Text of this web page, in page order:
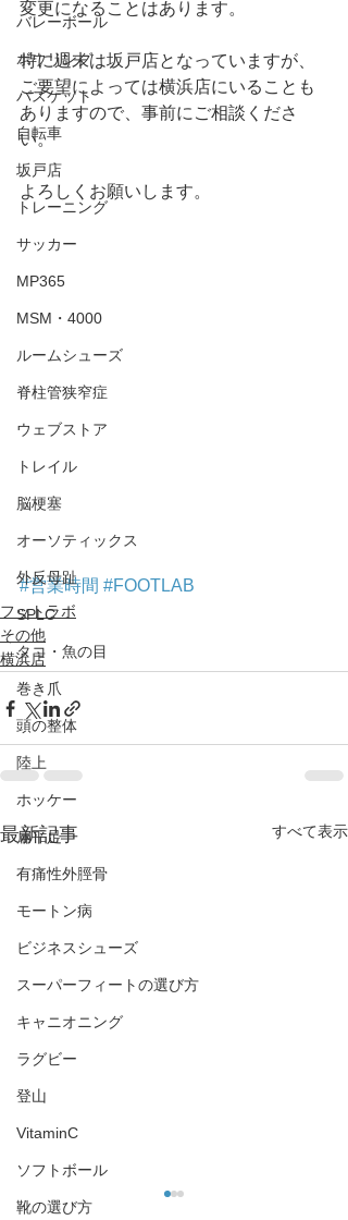
バレーボール
ボウリング
バスケット
自転車
坂戸店
トレーニング
サッカー
MP365
MSM・4000
ルームシューズ
脊柱管狭窄症
ウェブストア
トレイル
脳梗塞
オーソティックス
外反母趾
SPLC
タコ・魚の目
巻き爪
頭の整体
陸上
ホッケー
扁平足
有痛性外脛骨
モートン病
ビジネスシューズ
スーパーフィートの選び方
キャニオニング
ラグビー
登山
VitaminC
ソフトボール
靴の選び方
変更になることはあります。
特に週末は坂戸店となっていますが、
ご要望によっては横浜店にいることも
ありますので、事前にご相談くださ
い。
よろしくお願いします。
#営業時間 #FOOTLAB
フットラボ
その他
横浜店
最新記事 すべて表示